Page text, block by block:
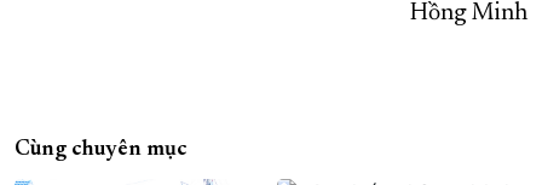
Hồng Minh
Cùng chuyên mục